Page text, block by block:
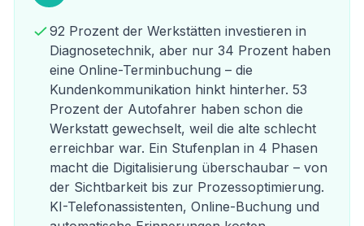
92 Prozent der Werkstätten investieren in
Diagnosetechnik, aber nur 34 Prozent haben
eine Online-Terminbuchung – die
Kundenkommunikation hinkt hinterher. 53
Prozent der Autofahrer haben schon die
Werkstatt gewechselt, weil die alte schlecht
erreichbar war. Ein Stufenplan in 4 Phasen
macht die Digitalisierung überschaubar – von
der Sichtbarkeit bis zur Prozessoptimierung.
KI-Telefonassistenten, Online-Buchung und